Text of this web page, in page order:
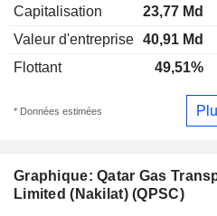
Capitalisation 23,77 Md
Valeur d'entreprise 40,91 Md
Flottant
49,51%
* Données estimées
Graphique: Qatar Gas
Limited (Nakilat) (QPSC)